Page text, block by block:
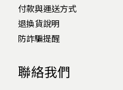
付款與運送方式
退換貨說明
防詐騙提醒
聯絡我們